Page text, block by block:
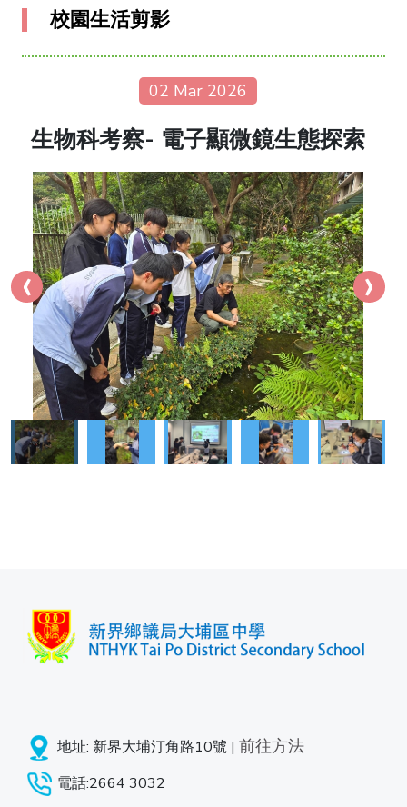
校園生活剪影
02 Mar 2026
生物科考察- 電子顯微鏡生態探索
‹ ›
地址: 新界大埔汀角路10號 | 前往方法
電話:2664 3032